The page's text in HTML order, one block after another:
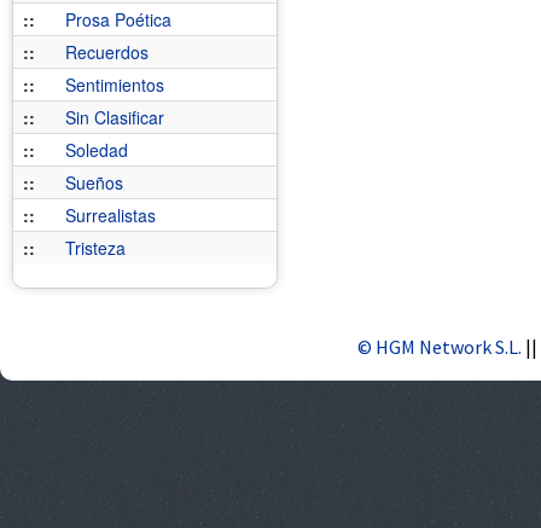
::
Prosa Poética
::
Recuerdos
::
Sentimientos
::
Sin Clasificar
::
Soledad
::
Sueños
::
Surrealistas
::
Tristeza
© HGM Network S.L. ||